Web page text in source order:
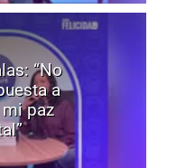
“No
a
paz